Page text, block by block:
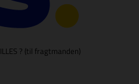
? (til fragtmanden)